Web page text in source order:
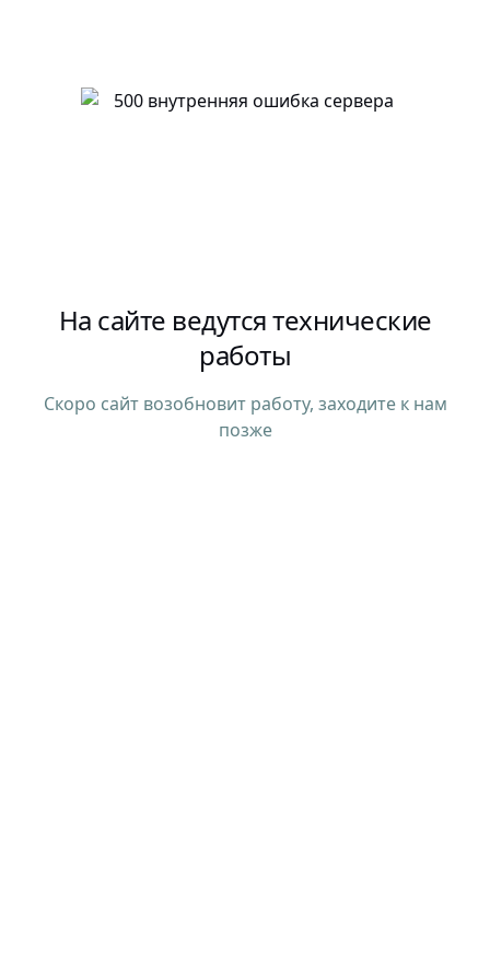
На сайте ведутся технические
работы
Скоро сайт возобновит работу, заходите к нам
позже